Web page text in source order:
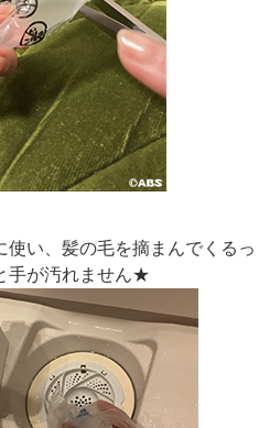
い、髪の毛を摘まんでくるっ
手が汚れません★